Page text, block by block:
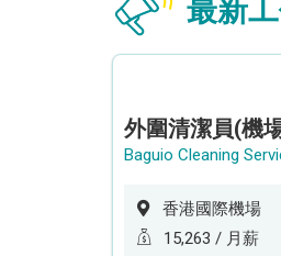
最新
外圍清潔員(機
香港國際機場
15,263 / 月薪